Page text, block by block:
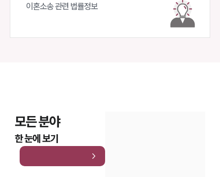
이혼소송 관련 법률정보
모든 분야
한 눈에 보기